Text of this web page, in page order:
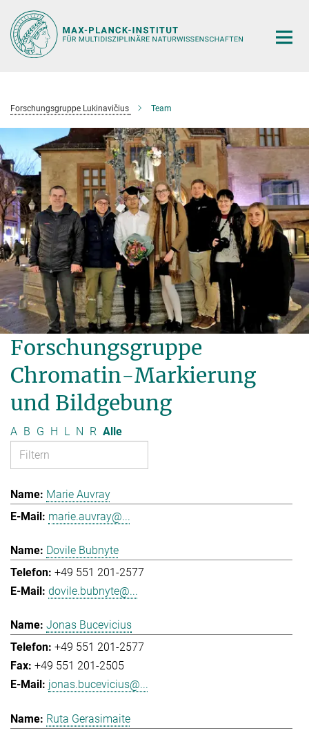
Hauptinhalt
Forschungsgruppe Lukinavičius Team
Forschungsgruppe
Chromatin-Markierung
und Bildgebung
A B G H L N R Alle
Marie Auvray
marie.auvray@...
Dovile Bubnyte
+49 551 201-2577
dovile.bubnyte@...
Jonas Bucevicius
+49 551 201-2577
+49 551 201-2505
jonas.bucevicius@...
Ruta Gerasimaite